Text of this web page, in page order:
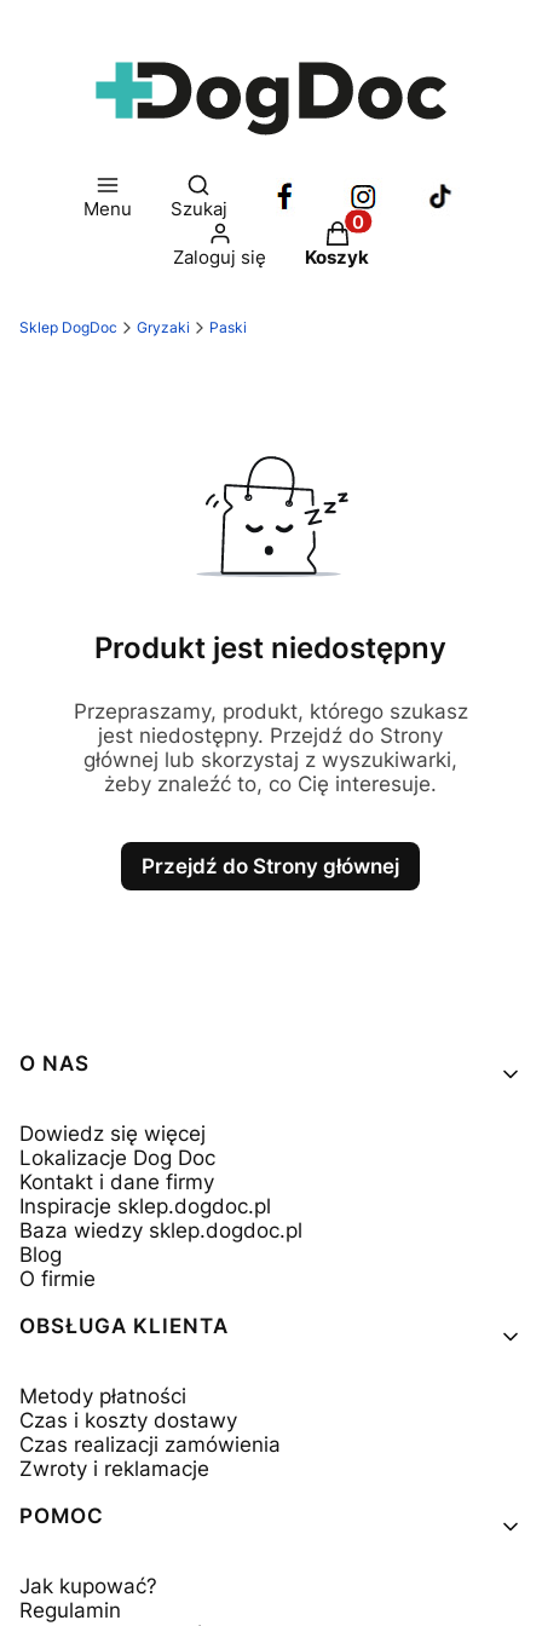
Menu
Otwórz wyszukiwarkę
Szukaj
Zaloguj się
Produkty w koszyku:
Koszyk
Sklep DogDoc Gryzaki Paski
Produkt jest niedostępny
Przepraszamy, produkt, którego szukasz
jest niedostępny. Przejdź do Strony
głównej lub skorzystaj z wyszukiwarki,
żeby znaleźć to, co Cię interesuje.
Przejdź do Strony głównej
Linki w stopce
O NAS
Dowiedz się więcej
Lokalizacje Dog Doc
Kontakt i dane firmy
Inspiracje sklep.dogdoc.pl
Baza wiedzy sklep.dogdoc.pl
Blog
O firmie
OBSŁUGA KLIENTA
Metody płatności
Czas i koszty dostawy
Czas realizacji zamówienia
Zwroty i reklamacje
POMOC
Jak kupować?
Regulamin